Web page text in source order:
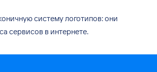
систему логотипов: они
сервисов в интернете.